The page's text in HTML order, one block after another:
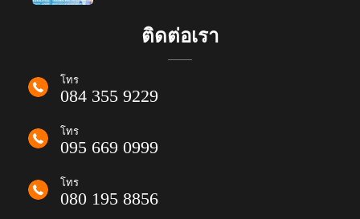
ติดต่อเรา
โทร
084 355 9229
โทร
095 669 0999
โทร
080 195 8856